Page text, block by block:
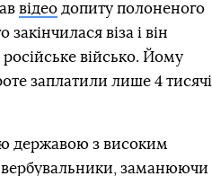
відеодопиту полоненого
віза і він
військо. Йому
заплатили лише 4 тисячі
державою з високим
вербувальники, заманюючи